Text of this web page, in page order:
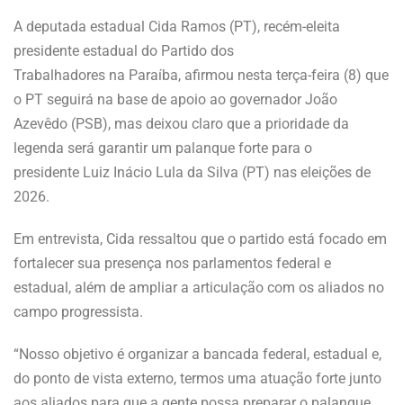
A deputada estadual Cida Ramos (PT), recém-eleita
presidente estadual do Partido dos
Trabalhadores na Paraíba, afirmou nesta terça-feira (8) que
o PT seguirá na base de apoio ao governador João
Azevêdo (PSB), mas deixou claro que a prioridade da
legenda será garantir um palanque forte para o
presidente Luiz Inácio Lula da Silva (PT) nas eleições de
2026.
Em entrevista, Cida ressaltou que o partido está focado em
fortalecer sua presença nos parlamentos federal e
estadual, além de ampliar a articulação com os aliados no
campo progressista.
“Nosso objetivo é organizar a bancada federal, estadual e,
do ponto de vista externo, termos uma atuação forte junto